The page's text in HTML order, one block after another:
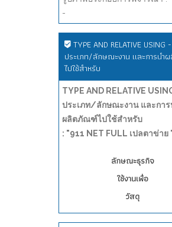
-
TYPE AND RELATIVE USING -
ประเภท/ลักษณะงาน และการนำ
ไปใช้สำหรับ
TYPE AND RELATIVE
ประเภท/ลักษณะงาน และการ
ผลิตภัณฑ์ไปใช้สำหรับ
: "911 NET FULL เปลตาข่าย
ลักษณะธุรกิจ
ใช้งานเพื่อ
วัสดุ